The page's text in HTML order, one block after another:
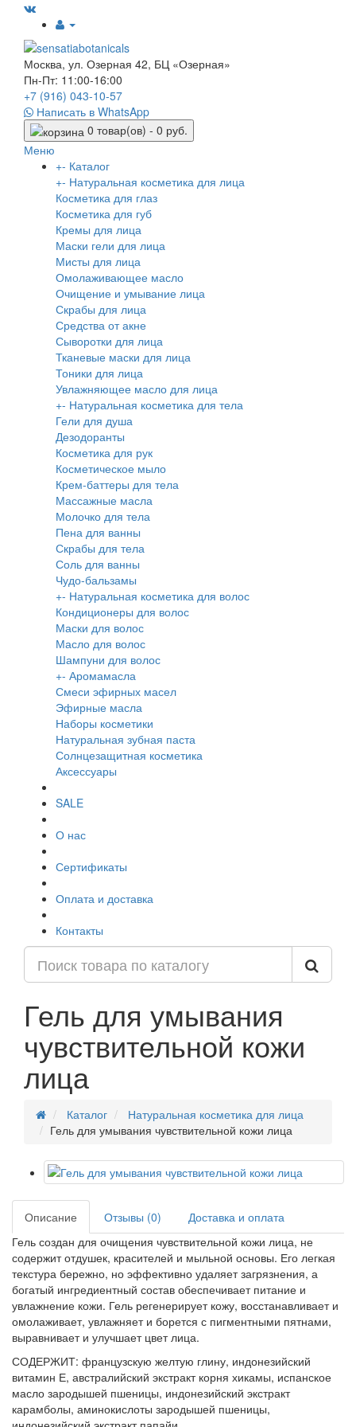
Москва, ул. Озерная 42, БЦ «Озерная»
Пн-Пт: 11:00-16:00
+7 (916) 043-10-57
Написать в WhatsApp
0 товар(ов) - 0 руб.
Меню
+- Каталог
+- Натуральная косметика для лица
Косметика для глаз
Косметика для губ
Кремы для лица
Маски гели для лица
Мисты для лица
Омолаживающее масло
Очищение и умывание лица
Скрабы для лица
Средства от акне
Сыворотки для лица
Тканевые маски для лица
Тоники для лица
Увлажняющее масло для лица
+- Натуральная косметика для тела
Гели для душа
Дезодоранты
Косметика для рук
Косметическое мыло
Крем-баттеры для тела
Массажные масла
Молочко для тела
Пена для ванны
Скрабы для тела
Соль для ванны
Чудо-бальзамы
+- Натуральная косметика для волос
Кондиционеры для волос
Маски для волос
Масло для волос
Шампуни для волос
+- Аромамасла
Смеси эфирных масел
Эфирные масла
Наборы косметики
Натуральная зубная паста
Солнцезащитная косметика
Аксессуары
SALE
О нас
Сертификаты
Оплата и доставка
Контакты
Гель для умывания
чувствительной кожи
лица
Каталог
Натуральная косметика для лица
Гель для умывания чувствительной кожи лица
Описание Отзывы (0)
Доставка и оплата
Гель создан для очищения чувствительной кожи лица, не
содержит отдушек, красителей и мыльной основы. Его легкая
текстура бережно, но эффективно удаляет загрязнения, а
богатый ингредиентный состав обеспечивает питание и
увлажнение кожи. Гель регенерирует кожу, восстанавливает и
омолаживает, увлажняет и борется с пигментными пятнами,
выравнивает и улучшает цвет лица.
СОДЕРЖИТ: французскую желтую глину, индонезийский
витамин Е, австралийский экстракт корня хикамы, испанское
масло зародышей пшеницы, индонезийский экстракт
карамболы, аминокислоты зародышей пшеницы,